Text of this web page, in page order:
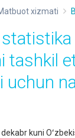
xizmati
tashkil
uchun
kuni